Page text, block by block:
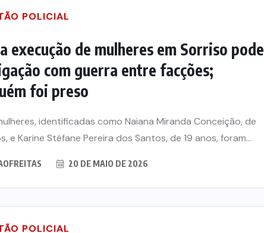
POLICIAL
execução de mulheres em Sorriso pode
com guerra entre facções;
foi preso
identificadas como Naiana Miranda Conceição, de
e Karine Stéfane Pereira dos Santos, de 19 anos, foram...
20 DE MAIO DE 2026
POLICIAL